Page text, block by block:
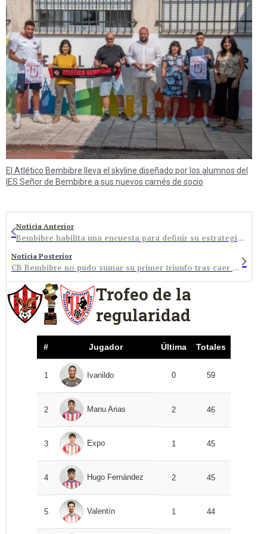
El Atlético Bembibre lleva el skyline diseñado por los alumnos del
IES Señor de Bembibre a sus nuevos carnés de socio
Noticia Anterior
Bembibre habilita una encuesta para definir su estrategia de desarrollo local
Noticia Posterior
CB Bembibre no pudo sumar su primer triunfo tras caer frente al Avenida de Salamanca
Trofeo de la
regularidad
# Jugador Última Totales
1 Ivanildo 0 59
2 Manu Arias 2 46
3 Expo 1 45
4 Hugo Fernández 2 45
5 Valentín 1 44